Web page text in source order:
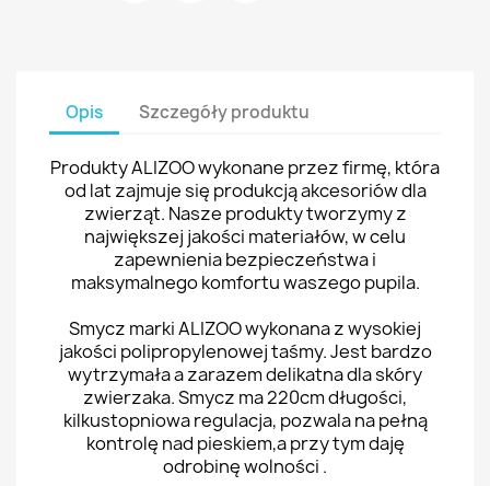
Opis Szczegóły produktu
Produkty ALIZOO wykonane przez firmę, która
od lat zajmuje się produkcją akcesoriów dla
zwierząt. Nasze produkty tworzymy z
największej jakości materiałów, w celu
zapewnienia bezpieczeństwa i
maksymalnego komfortu waszego pupila.
Smycz marki ALIZOO wykonana z wysokiej
jakości polipropylenowej taśmy. Jest bardzo
wytrzymała a zarazem delikatna dla skóry
zwierzaka. Smycz ma 220cm długości,
kilkustopniowa regulacja, pozwala na pełną
kontrolę nad pieskiem,a przy tym daję
odrobinę wolności .